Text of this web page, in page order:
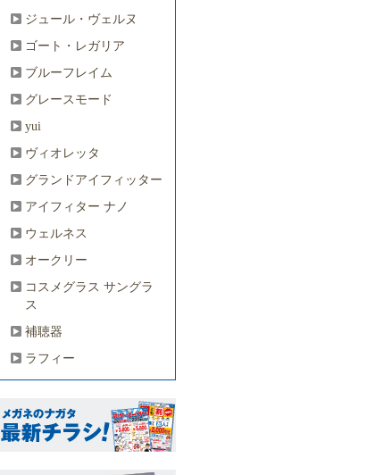
ジュール・ヴェルヌ
ゴート・レガリア
ブルーフレイム
グレースモード
yui
ヴィオレッタ
グランドアイフィッター
アイフィター ナノ
ウェルネス
オークリー
コスメグラス サングラ
ス
補聴器
ラフィー